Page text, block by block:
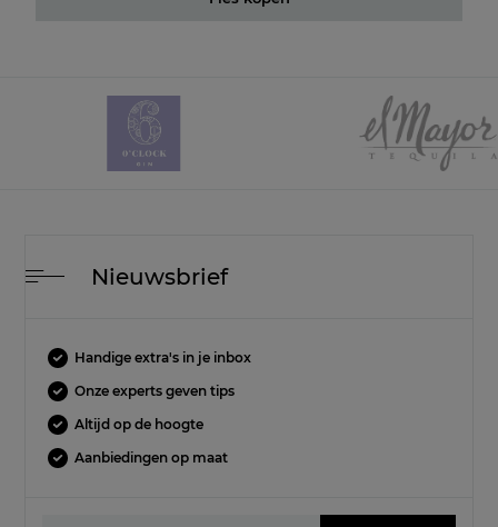
Nieuwsbrief
Handige extra's in je inbox
Onze experts geven tips
Altijd op de hoogte
Aanbiedingen op maat